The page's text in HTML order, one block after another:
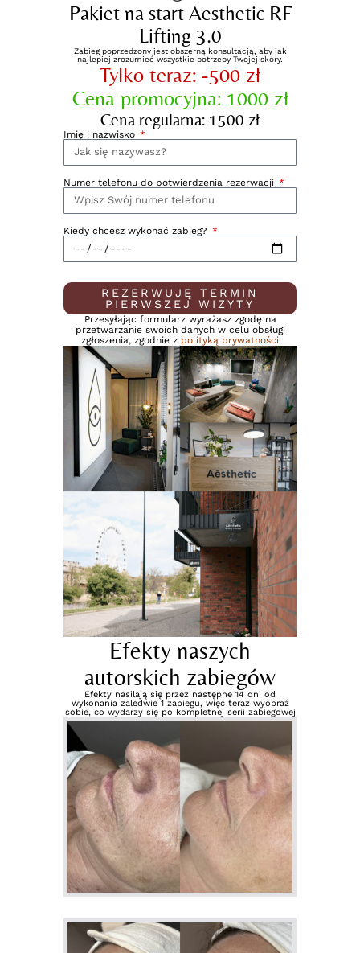
Pakiet na start Aesthetic RF
Lifting 3.0
Zabieg poprzedzony jest obszerną konsultacją, aby jak
najlepiej zrozumieć wszystkie potrzeby Twojej skóry.
Tylko teraz: -500 zł
Cena promocyjna: 1000 zł
Cena regularna: 1500 zł
Imię i nazwisko
Numer telefonu do potwierdzenia rezerwacji
Kiedy chcesz wykonać zabieg?
REZERWUJĘ TERMIN
PIERWSZEJ WIZYTY
Przesyłając formularz wyrażasz zgodę na
przetwarzanie swoich danych w celu obsługi
zgłoszenia, zgodnie z polityką prywatności
Efekty naszych
autorskich zabiegów
Efekty nasilają się przez następne 14 dni od
wykonania zaledwie 1 zabiegu, więc teraz wyobraź
sobie, co wydarzy się po kompletnej serii zabiegowej